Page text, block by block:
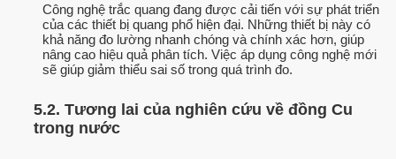
Công nghệ trắc quang đang được cải tiến với sự phát triển
của các thiết bị quang phổ hiện đại. Những thiết bị này có
khả năng đo lường nhanh chóng và chính xác hơn, giúp
nâng cao hiệu quả phân tích. Việc áp dụng công nghệ mới
sẽ giúp giảm thiểu sai số trong quá trình đo.
5.2. Tương lai của nghiên cứu về đồng Cu
trong nước